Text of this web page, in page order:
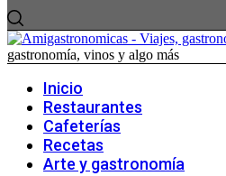
gastronomía, vinos y algo más
Inicio
Restaurantes
Cafeterías
Recetas
Arte y gastronomía